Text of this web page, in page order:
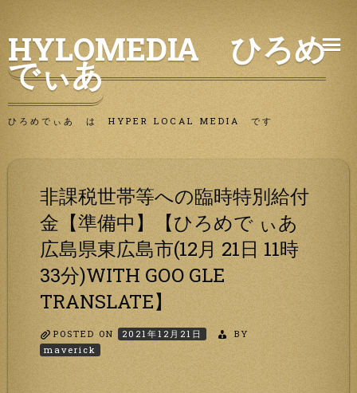
to
content
HYLOMEDIA ひろめ
でぃあ
ひろめでぃあ は HYPER LOCAL MEDIA です
非課税世帯等への臨時特別給付
金【準備中】【ひろめで ぃあ
広島県東広島市(12月 21日 11時
33分)WITH GOO GLE
TRANSLATE】
POSTED ON 2021年12月21日
BY
maverick